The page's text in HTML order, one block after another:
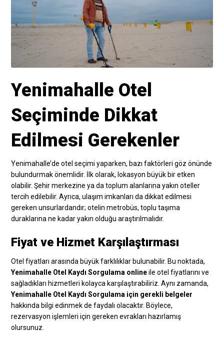
Yenimahalle Otel
Seçiminde Dikkat
Edilmesi Gerekenler
Yenimahalle’de otel seçimi yaparken, bazı faktörleri göz önünde
bulundurmak önemlidir. İlk olarak, lokasyon büyük bir etken
olabilir. Şehir merkezine ya da toplum alanlarına yakın oteller
tercih edilebilir. Ayrıca, ulaşım imkanları da dikkat edilmesi
gereken unsurlardandır; otelin metrobüs, toplu taşıma
duraklarına ne kadar yakın olduğu araştırılmalıdır.
Fiyat ve Hizmet Karşılaştırması
Otel fiyatları arasında büyük farklılıklar bulunabilir. Bu noktada,
Yenimahalle Otel Kaydı Sorgulama onlineile otel fiyatlarını ve
sağladıkları hizmetleri kolayca karşılaştırabiliriz. Aynı zamanda,
Yenimahalle Otel Kaydı Sorgulama için gerekli belgeler
hakkında bilgi edinmek de faydalı olacaktır. Böylece,
rezervasyon işlemleri için gereken evrakları hazırlamış
olursunuz.